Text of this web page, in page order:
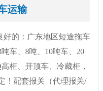
运输
的：广东地区短途拖车
车、8吨、10吨车、20
柜、开顶车、冷藏柜，
！配套报关（代理报关/